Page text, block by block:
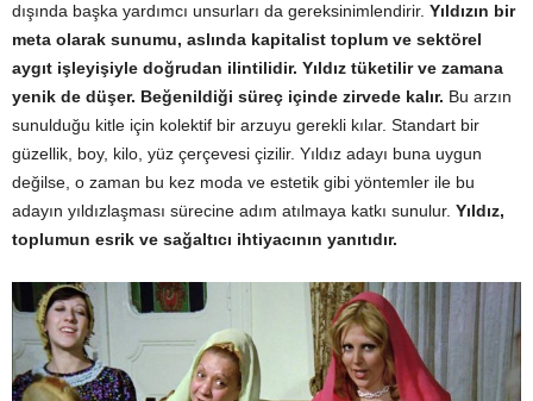
dışında başka yardımcı unsurları da gereksinimlendirir. Yıldızın bir
meta olarak sunumu, aslında kapitalist toplum ve sektörel
aygıt işleyişiyle doğrudan ilintilidir. Yıldız tüketilir ve zamana
yenik de düşer. Beğenildiği süreç içinde zirvede kalır. Bu arzın
sunulduğu kitle için kolektif bir arzuyu gerekli kılar. Standart bir
güzellik, boy, kilo, yüz çerçevesi çizilir. Yıldız adayı buna uygun
değilse, o zaman bu kez moda ve estetik gibi yöntemler ile bu
adayın yıldızlaşması sürecine adım atılmaya katkı sunulur. Yıldız,
toplumun esrik ve sağaltıcı ihtiyacının yanıtıdır.